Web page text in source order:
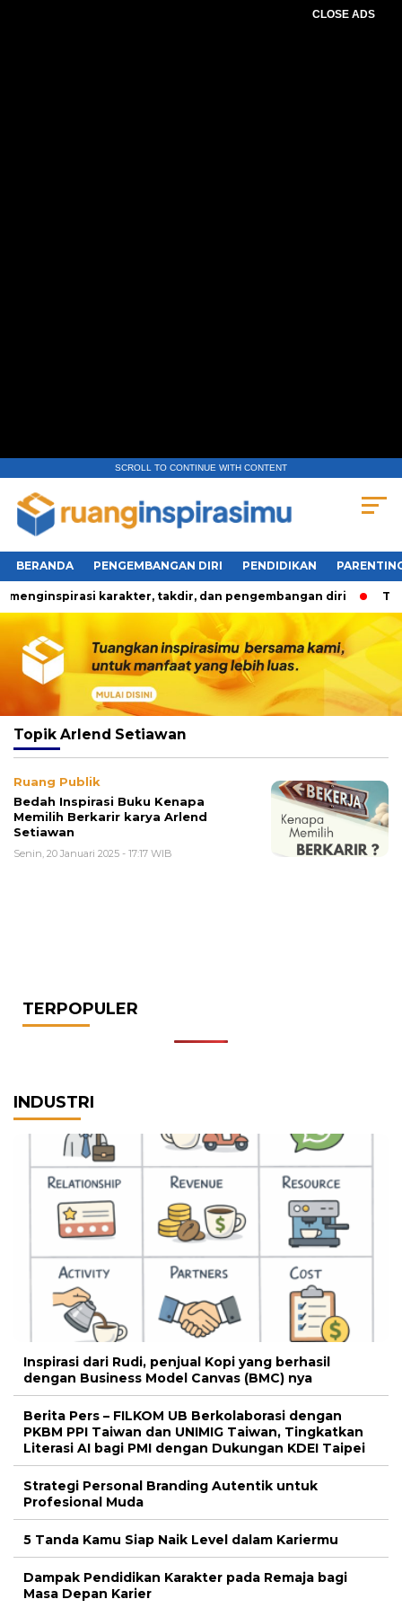
CLOSE ADS
SCROLL TO CONTINUE WITH CONTENT
BERANDA PENGEMBANGAN DIRI PENDIDIKAN
karakter, takdir, dan pengembangan diri
Topik Arlend Setiawan
Ruang Publik
Bedah Inspirasi Buku Kenapa
Memilih Berkarir karya Arlend
Setiawan
Senin, 20 Januari 2025 - 17:17 WIB
TERPOPULER
INDUSTRI
Inspirasi dari Rudi, penjual Kopi yang berhasil
dengan Business Model Canvas (BMC) nya
Berita Pers – FILKOM UB Berkolaborasi dengan
PKBM PPI Taiwan dan UNIMIG Taiwan, Tingkatkan
Literasi AI bagi PMI dengan Dukungan KDEI Taipei
Strategi Personal Branding Autentik untuk
Profesional Muda
5 Tanda Kamu Siap Naik Level dalam Kariermu
Dampak Pendidikan Karakter pada Remaja bagi
Masa Depan Karier